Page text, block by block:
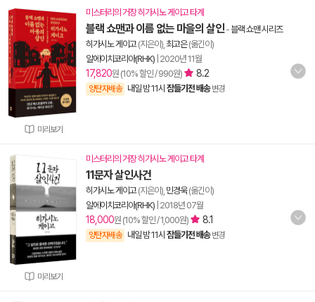
미리보기
미스터리의 거장 히가시노 게이고 타계
블랙 쇼맨과 이름 없는 마을의 살인-블랙 쇼맨 시리즈
히가시노 게이고(지은이), 최고은(옮긴이)
알에이치코리아(RHK) 2020년 11월
17,820원 (10% 할인 / 990원) 8.2
양탄자배송 내일 밤 11시 잠들기전 배송 변경
미리보기
미스터리의 거장 히가시노 게이고 타계
11문자 살인사건
히가시노 게이고(지은이), 민경욱(옮긴이)
알에이치코리아(RHK) 2018년 07월
18,000원 (10% 할인 / 1,000원) 8.1
양탄자배송 내일 밤 11시 잠들기전 배송 변경